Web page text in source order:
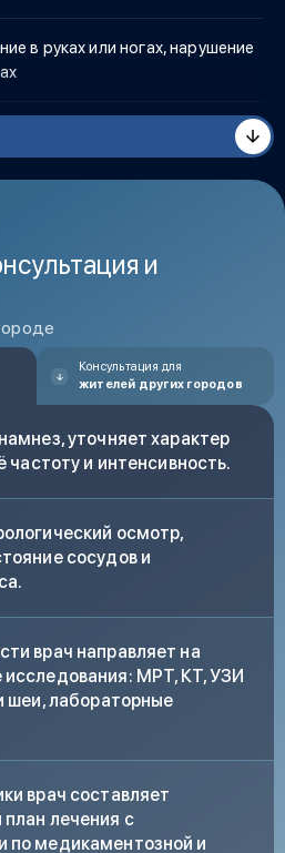
в руках или ногах, нарушение
боль, которая со временем
боли или новый тип головной
не было
или утром
лечению
и
Консультация для
жителей других городов
уточняет характер
частоту и интенсивность.
осмотр,
сосудов и
врач направляет на
исследования: МРТ, КТ, УЗИ
шеи, лабораторные
врач составляет
лечения с
по медикаментозной и